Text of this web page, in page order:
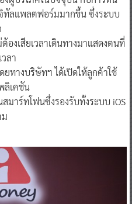
ทัลแพลตฟอร์มมากขึ้น ซึ่งระบบ
องเสียเวลาเดินทางมาแสดงตนที่
ลา
ทางบริษัทฯ ได้เปิดให้ลูกค้าใช้
ลิเคชัน
มาร์ทโฟนซึ่งรองรับทั้งระบบ iOS